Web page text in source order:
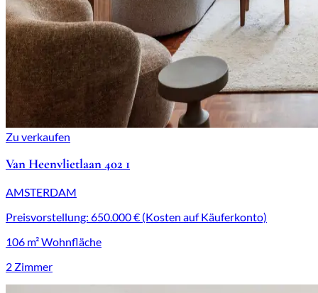
Zu verkaufen
Van Heenvlietlaan 402 1
AMSTERDAM
Preisvorstellung: 650.000 € (Kosten auf Käuferkonto)
106 m² Wohnfläche
2 Zimmer